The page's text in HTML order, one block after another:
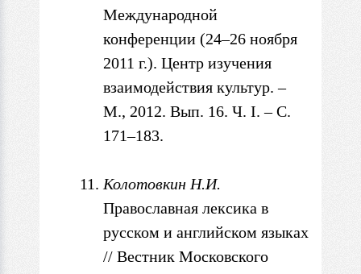
Международной
конференции (24–26 ноября
2011 г.). Центр изучения
взаимодействия культур. –
М., 2012. Вып. 16. Ч. I. – С.
171–183.
Колотовкин Н.И.
Православная лексика в
русском и английском языках
// Вестник Московского